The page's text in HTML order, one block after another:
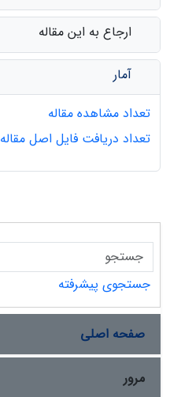
ارجاع به این مقاله
آمار
تعداد مشاهده مقاله
تعداد دریافت فایل اصل مقاله
جستجوی پیشرفته
صفحه اصلی
مرور